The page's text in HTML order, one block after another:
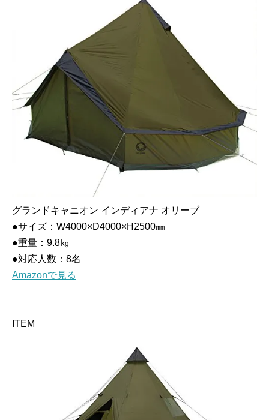
グランドキャニオン インディアナ オリーブ
●サイズ：W4000×D4000×H2500㎜
●重量：9.8㎏
●対応人数：8名
Amazonで見る
ITEM